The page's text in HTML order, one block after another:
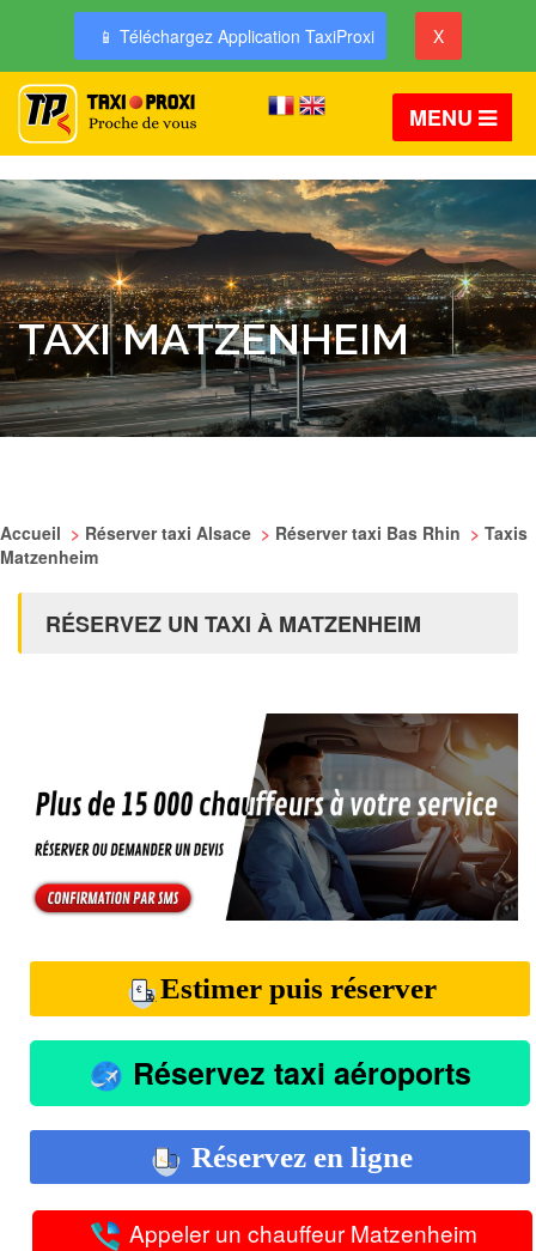
📱 Téléchargez Application TaxiProxi X
MENU
TAXI MATZENHEIM
Accueil > Réserver taxi Alsace > Réserver taxi Bas Rhin > Taxis
Matzenheim
RÉSERVEZ UN TAXI À MATZENHEIM
Estimer puis réserver
Réservez taxi aéroports
Réservez en ligne
Appeler un chauffeur Matzenheim